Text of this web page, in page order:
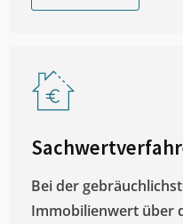
Bei der
Immobilienwert über